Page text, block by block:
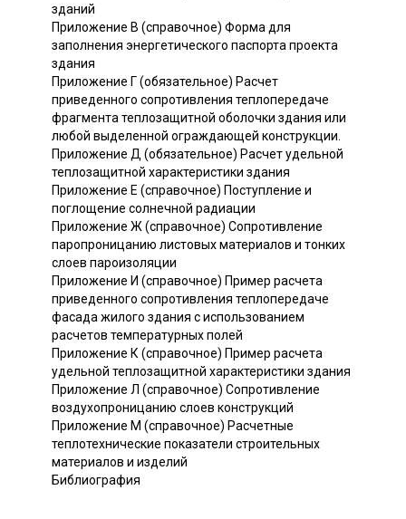
зданий
Приложение В (справочное) Форма для
заполнения энергетического паспорта проекта
здания
Приложение Г (обязательное) Расчет
приведенного сопротивления теплопередаче
фрагмента теплозащитной оболочки здания или
любой выделенной ограждающей конструкции.
Приложение Д (обязательное) Расчет удельной
теплозащитной характеристики здания
Приложение Е (справочное) Поступление и
поглощение солнечной радиации
Приложение Ж (справочное) Сопротивление
паропроницанию листовых материалов и тонких
слоев пароизоляции
Приложение И (справочное) Пример расчета
приведенного сопротивления теплопередаче
фасада жилого здания с использованием
расчетов температурных полей
Приложение К (справочное) Пример расчета
удельной теплозащитной характеристики здания
Приложение Л (справочное) Сопротивление
воздухопроницанию слоев конструкций
Приложение М (справочное) Расчетные
теплотехнические показатели строительных
материалов и изделий
Библиография